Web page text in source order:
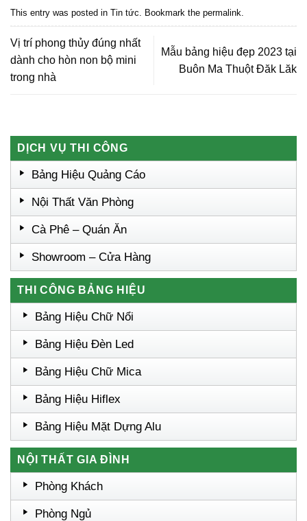
This entry was posted in Tin tức. Bookmark the permalink.
Vị trí phong thủy đúng nhất
dành cho hòn non bộ mini
trong nhà
Mẫu bảng hiệu đẹp 2023 tại
Buôn Ma Thuột Đăk Lăk
DỊCH VỤ THI CÔNG
Bảng Hiệu Quảng Cáo
Nội Thất Văn Phòng
Cà Phê – Quán Ăn
Showroom – Cửa Hàng
THI CÔNG BẢNG HIỆU
Bảng Hiệu Chữ Nổi
Bảng Hiệu Đèn Led
Bảng Hiệu Chữ Mica
Bảng Hiệu Hiflex
Bảng Hiệu Mặt Dựng Alu
NỘI THẤT GIA ĐÌNH
Phòng Khách
Phòng Ngủ